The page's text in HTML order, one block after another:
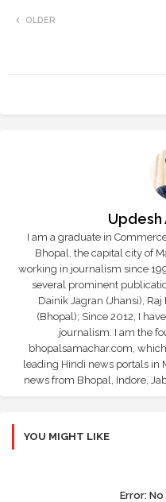
OLDER
Updesh
I am a graduate in
Bhopal, the capital city of
working in journalism since
several prominent
Dainik Jagran (Jhansi),
(Bhopal); Since 2012, I
journalism. I am the
bhopalsamachar.com,
leading Hindi news portals in
news from Bhopal, Indore,
YOU MIGHT LIKE
Error: